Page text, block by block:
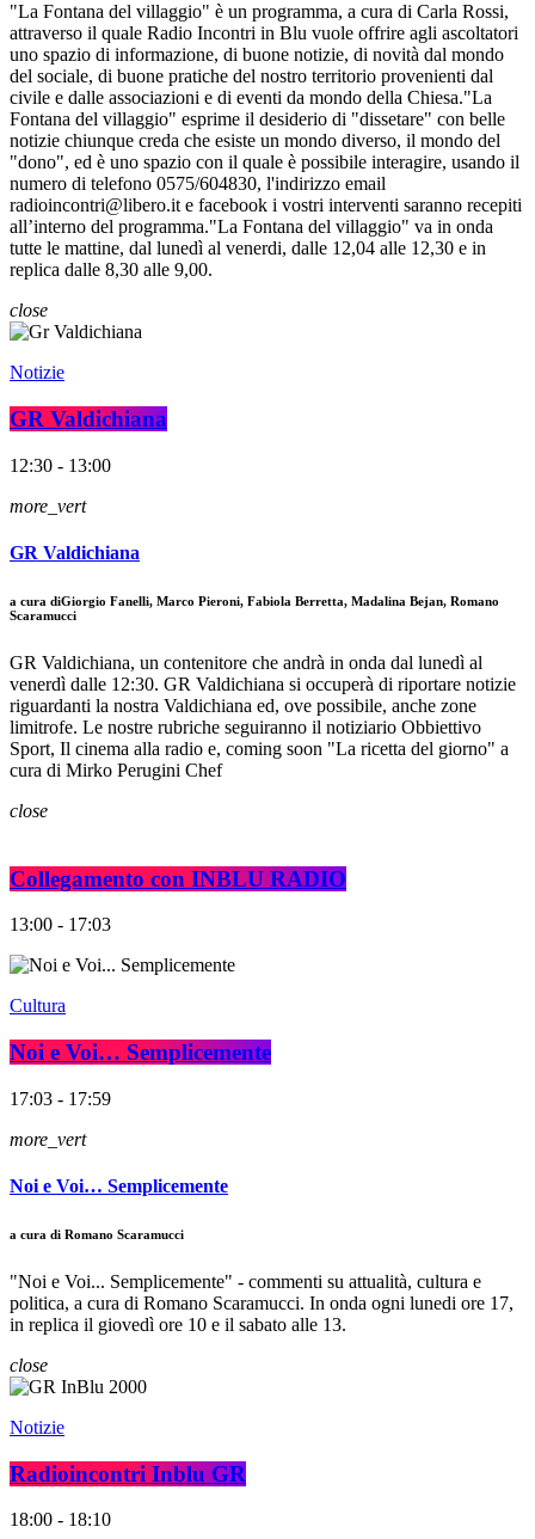
"La Fontana del villaggio" è un programma, a cura di Carla Rossi,
attraverso il quale Radio Incontri in Blu vuole offrire agli ascoltatori
uno spazio di informazione, di buone notizie, di novità dal mondo
del sociale, di buone pratiche del nostro territorio provenienti dal
civile e dalle associazioni e di eventi da mondo della Chiesa."La
Fontana del villaggio" esprime il desiderio di "dissetare" con belle
notizie chiunque creda che esiste un mondo diverso, il mondo del
"dono", ed è uno spazio con il quale è possibile interagire, usando il
numero di telefono 0575/604830, l'indirizzo email
radioincontri@libero.it e facebook i vostri interventi saranno recepiti
all’interno del programma."La Fontana del villaggio" va in onda
tutte le mattine, dal lunedì al venerdi, dalle 12,04 alle 12,30 e in
replica dalle 8,30 alle 9,00.
close
Notizie
GR Valdichiana
12:30 - 13:00
more_vert
GR Valdichiana
a cura diGiorgio Fanelli, Marco Pieroni, Fabiola Berretta, Madalina Bejan, Romano
Scaramucci
GR Valdichiana, un contenitore che andrà in onda dal lunedì al
venerdì dalle 12:30. GR Valdichiana si occuperà di riportare notizie
riguardanti la nostra Valdichiana ed, ove possibile, anche zone
limitrofe. Le nostre rubriche seguiranno il notiziario Obbiettivo
Sport, Il cinema alla radio e, coming soon "La ricetta del giorno" a
cura di Mirko Perugini Chef
close
Collegamento con INBLU RADIO
13:00 - 17:03
Cultura
Noi e Voi… Semplicemente
17:03 - 17:59
more_vert
Noi e Voi… Semplicemente
a cura di Romano Scaramucci
"Noi e Voi... Semplicemente" - commenti su attualità, cultura e
politica, a cura di Romano Scaramucci. In onda ogni lunedi ore 17,
in replica il giovedì ore 10 e il sabato alle 13.
close
Notizie
Radioincontri Inblu GR
18:00 - 18:10